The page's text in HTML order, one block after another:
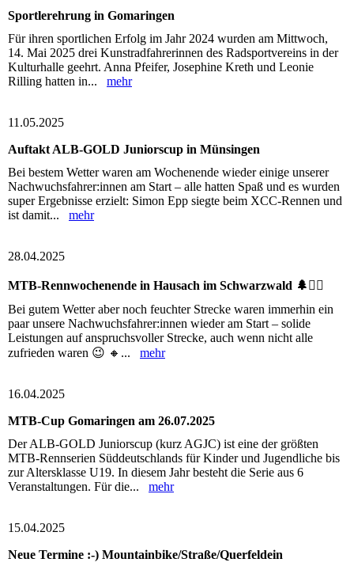
Sportlerehrung in Gomaringen
Für ihren sportlichen Erfolg im Jahr 2024 wurden am Mittwoch,
14. Mai 2025 drei Kunstradfahrerinnen des Radsportvereins in der
Kulturhalle geehrt. Anna Pfeifer, Josephine Kreth und Leonie
Rilling hatten in... mehr
11.05.2025
Auftakt ALB-GOLD Juniorscup in Münsingen
Bei bestem Wetter waren am Wochenende wieder einige unserer
Nachwuchsfahrer:innen am Start – alle hatten Spaß und es wurden
super Ergebnisse erzielt: Simon Epp siegte beim XCC-Rennen und
ist damit... mehr
28.04.2025
MTB-Rennwochenende in Hausach im Schwarzwald 🌲🚴‍♂️
Bei gutem Wetter aber noch feuchter Strecke waren immerhin ein
paar unsere Nachwuchsfahrer:innen wieder am Start – solide
Leistungen auf anspruchsvoller Strecke, auch wenn nicht alle
zufrieden waren 😉 🔸... mehr
16.04.2025
MTB-Cup Gomaringen am 26.07.2025
Der ALB-GOLD Juniorscup (kurz AGJC) ist eine der größten
MTB-Rennserien Süddeutschlands für Kinder und Jugendliche bis
zur Altersklasse U19. In diesem Jahr besteht die Serie aus 6
Veranstaltungen. Für die... mehr
15.04.2025
Neue Termine :-) Mountainbike/Straße/Querfeldein